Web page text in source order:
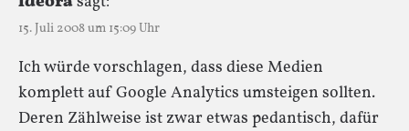
15. Juli 2008 um 15:09 Uhr
Ich würde vorschlagen, dass diese Medien
komplett auf Google Analytics umsteigen sollten.
Deren Zählweise ist zwar etwas pedantisch, dafür